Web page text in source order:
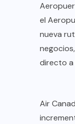
el
nueva
directo a
Air